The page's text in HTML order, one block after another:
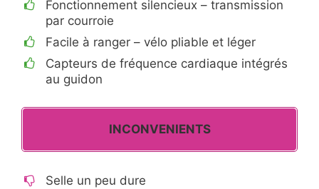
Fonctionnement silencieux – transmission
par courroie
Facile à ranger – vélo pliable et léger
Capteurs de fréquence cardiaque intégrés
au guidon
INCONVENIENTS
Selle un peu dure